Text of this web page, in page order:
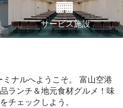
サービス施設
ナルへようこそ。
富山空港
ランチ＆地元食材グルメ！味
チェックしよう。